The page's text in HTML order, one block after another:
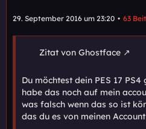
29. September 2016 um 23:20 63
Zitat von Ghostface
Du möchtest dein PES 17 PS4
habe das noch auf mein
was falsch wenn das so ist
das du es von meinen